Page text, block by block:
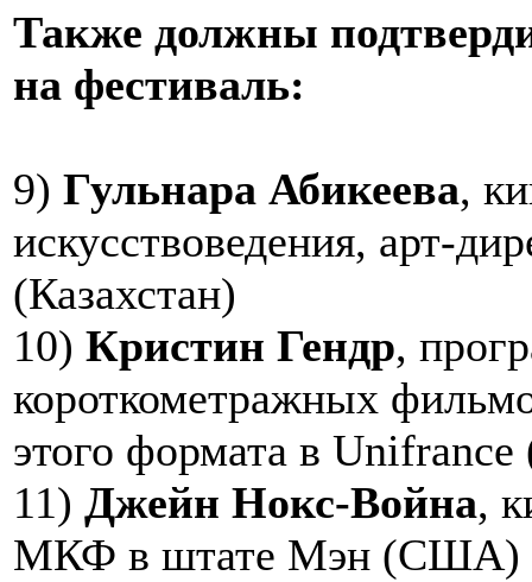
Также должны
на фестиваль:
9) Гульнара Абикеева,
искусствоведения, арт-
(Казахстан)
10) Кристин Гендр,
короткометражных
этого формата в
11) Джейн Нокс-Война,
МКФ в штате Мэн (США)